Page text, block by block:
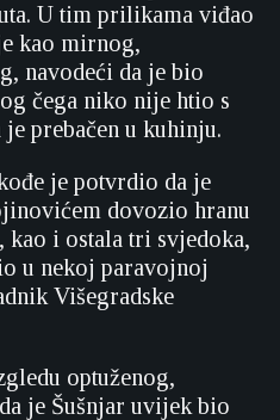
U tim prilikama viđao
kao mirnog,
navodeći da je bio
čega niko nije htio s
prebačen u kuhinju.
je potvrdio da je
dovozio hranu
i ostala tri svjedoka,
u nekoj paravojnoj
Višegradske
optuženog,
je Šušnjar uvijek bio